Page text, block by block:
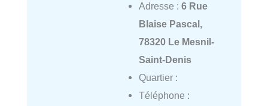
Adresse : 6 Rue
Blaise Pascal,
78320 Le Mesnil-
Saint-Denis
Quartier :
Téléphone :